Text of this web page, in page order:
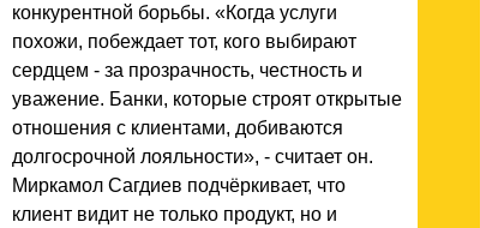
конкурентной борьбы. «Когда услуги
похожи, побеждает тот, кого выбирают
сердцем - за прозрачность, честность и
уважение. Банки, которые строят открытые
отношения с клиентами, добиваются
долгосрочной лояльности», - считает он.
Миркамол Сагдиев подчёркивает, что
клиент видит не только продукт, но и